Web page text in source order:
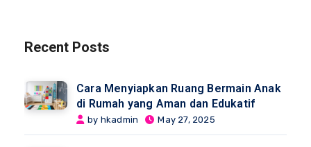
Recent Posts
Cara Menyiapkan Ruang Bermain Anak
di Rumah yang Aman dan Edukatif
by hkadmin May 27, 2025